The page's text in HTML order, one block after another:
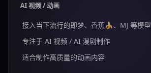
AI 视频 / 动画
接入当下流行的即梦、香蕉🍌、MJ 等模型
专注于 AI 视频 / AI 漫剧制作
适合制作高质量的动画内容